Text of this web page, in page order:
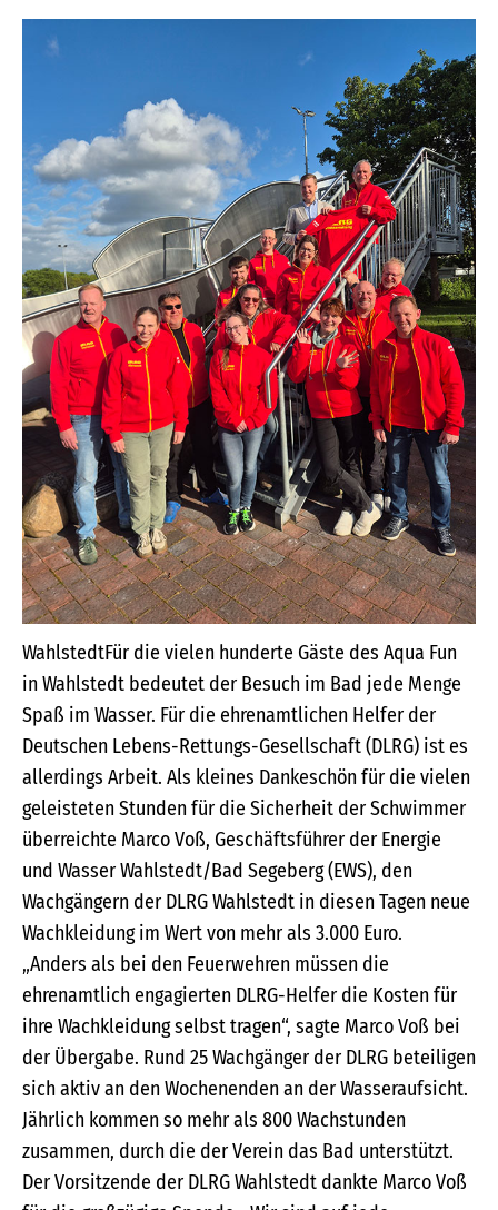
WahlstedtFür die vielen hunderte Gäste des Aqua Fun
in Wahlstedt bedeutet der Besuch im Bad jede Menge
Spaß im Wasser. Für die ehrenamtlichen Helfer der
Deutschen Lebens-Rettungs-Gesellschaft (DLRG) ist es
allerdings Arbeit. Als kleines Dankeschön für die vielen
geleisteten Stunden für die Sicherheit der Schwimmer
überreichte Marco Voß, Geschäftsführer der Energie
und Wasser Wahlstedt/Bad Segeberg (EWS), den
Wachgängern der DLRG Wahlstedt in diesen Tagen neue
Wachkleidung im Wert von mehr als 3.000 Euro.
„Anders als bei den Feuerwehren müssen die
ehrenamtlich engagierten DLRG-Helfer die Kosten für
ihre Wachkleidung selbst tragen“, sagte Marco Voß bei
der Übergabe. Rund 25 Wachgänger der DLRG beteiligen
sich aktiv an den Wochenenden an der Wasseraufsicht.
Jährlich kommen so mehr als 800 Wachstunden
zusammen, durch die der Verein das Bad unterstützt.
Der Vorsitzende der DLRG Wahlstedt dankte Marco Voß